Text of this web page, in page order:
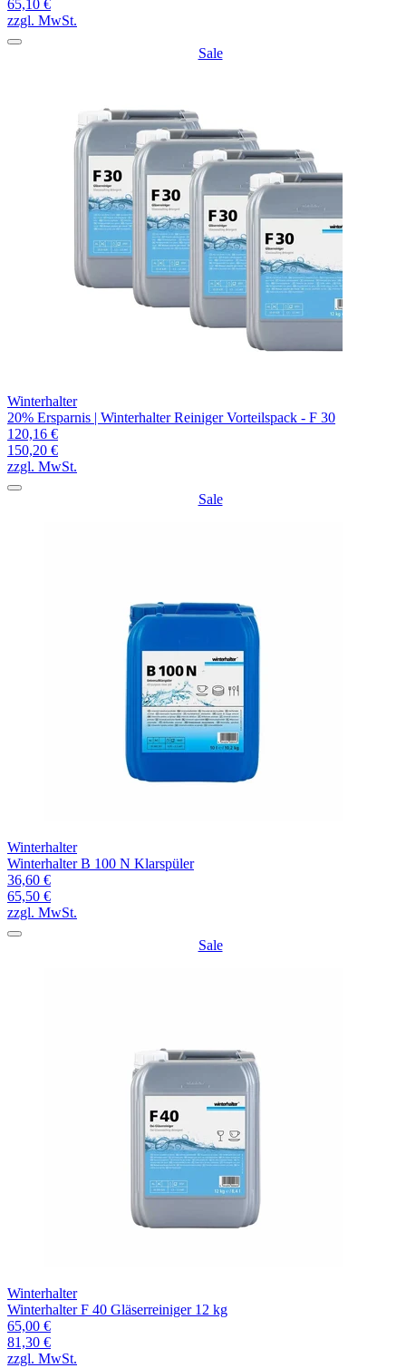
65,10 €
zzgl. MwSt.
Sale
Winterhalter
20% Ersparnis | Winterhalter Reiniger Vorteilspack - F 30
120,16 €
150,20 €
zzgl. MwSt.
Sale
Winterhalter
Winterhalter B 100 N Klarspüler
36,60 €
65,50 €
zzgl. MwSt.
Sale
Winterhalter
Winterhalter F 40 Gläserreiniger 12 kg
65,00 €
81,30 €
zzgl. MwSt.